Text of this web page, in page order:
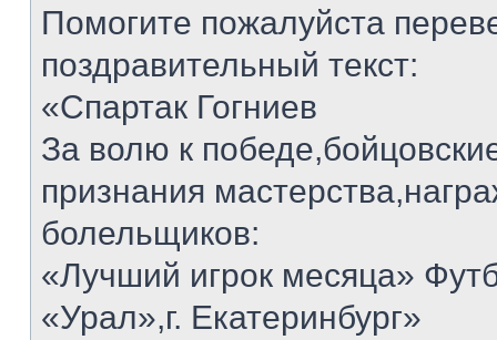
Помогите пожалуйста
поздравительный текст:
«Спартак Гогниев
За волю к
признания
болельщиков:
«Лучший игрок месяца»
«Урал»,г. Екатеринбург»